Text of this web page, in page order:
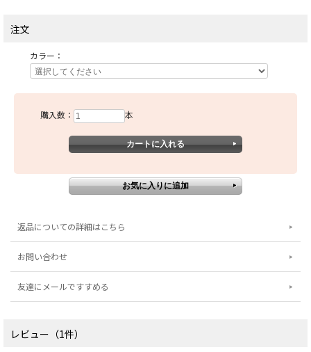
注文
カラー：
購入数： 本
返品についての詳細はこちら
お問い合わせ
友達にメールですすめる
レビュー（1件）